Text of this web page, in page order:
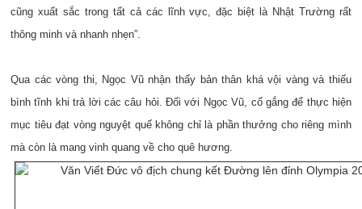
cũng xuất sắc trong tất cả các lĩnh vực, đặc biệt là Nhật Trường rất
thông minh và nhanh nhẹn”.
Qua các vòng thi, Ngọc Vũ nhận thấy bản thân khá vội vàng và thiếu
bình tĩnh khi trả lời các câu hỏi. Đối với Ngọc Vũ, cố gắng để thực hiện
mục tiêu đạt vòng nguyệt quế không chỉ là phần thưởng cho riêng mình
mà còn là mang vinh quang về cho quê hương.